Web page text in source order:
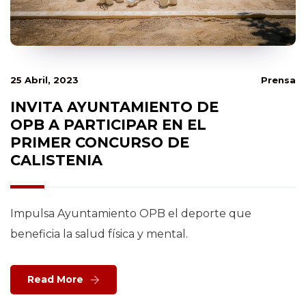
25 Abril, 2023 Prensa
INVITA AYUNTAMIENTO DE
OPB A PARTICIPAR EN EL
PRIMER CONCURSO DE
CALISTENIA
Impulsa Ayuntamiento OPB el deporte que
beneficia la salud física y mental.
Read More